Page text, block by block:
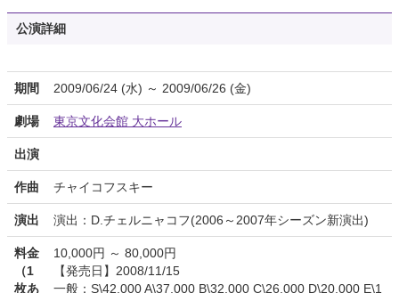
公演詳細
期間 2009/06/24 (水) ～ 2009/06/26 (金)
劇場 東京文化会館 大ホール
出演
作曲 チャイコフスキー
演出 演出：D.チェルニャコフ(2006～2007年シーズン新演出)
料金
（1
枚あ
10,000円 ～ 80,000円
【発売日】2008/11/15
一般：S\42,000 A\37,000 B\32,000 C\26,000 D\20,000 E\1